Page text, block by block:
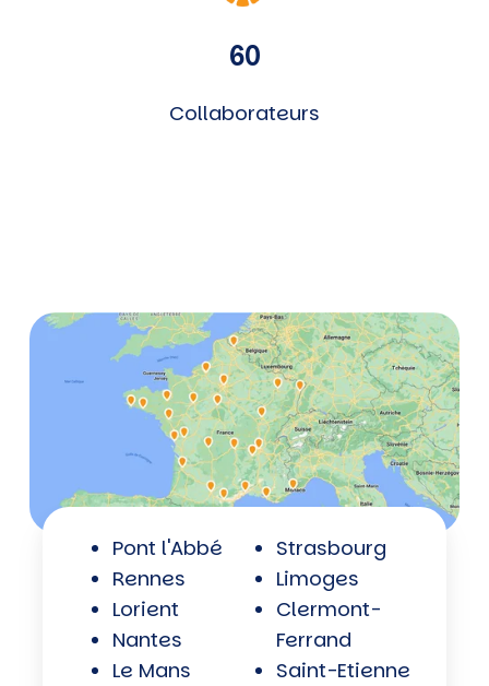
60
Collaborateurs
Pont l'Abbé
Rennes
Lorient
Nantes
Le Mans
Strasbourg
Limoges
Clermont-
Ferrand
Saint-Etienne